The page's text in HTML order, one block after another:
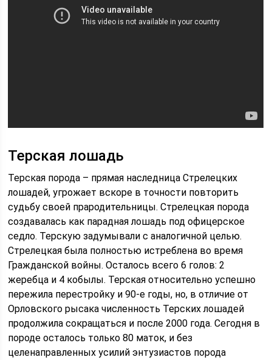
Терская лошадь
Терская порода – прямая наследница Стрелецких
лошадей, угрожает вскоре в точности повторить
судьбу своей прародительницы. Стрелецкая порода
создавалась как парадная лошадь под офицерское
седло. Терскую задумывали с аналогичной целью.
Стрелецкая была полностью истреблена во время
Гражданской войны. Осталось всего 6 голов: 2
жеребца и 4 кобылы. Терская относительно успешно
пережила перестройку и 90-е годы, но, в отличие от
Орловского рысака численность Терских лошадей
продолжила сокращаться и после 2000 года. Сегодня в
породе осталось только 80 маток, и без
целенаправленных усилий энтузиастов порода